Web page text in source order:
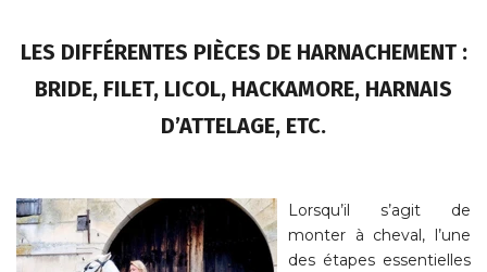
LES DIFFÉRENTES PIÈCES DE HARNACHEMENT :
BRIDE, FILET, LICOL, HACKAMORE, HARNAIS
D’ATTELAGE, ETC.
Lorsqu’il s’agit de
monter à cheval, l’une
des étapes essentielles